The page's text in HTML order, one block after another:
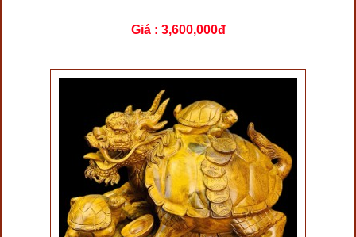
Giá : 3,600,000đ